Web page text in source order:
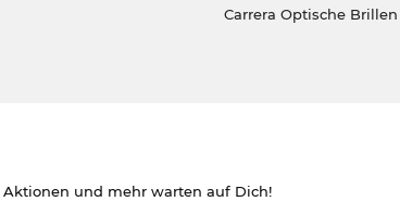
Carrera Optische Brillen
Aktionen und mehr warten auf Dich!